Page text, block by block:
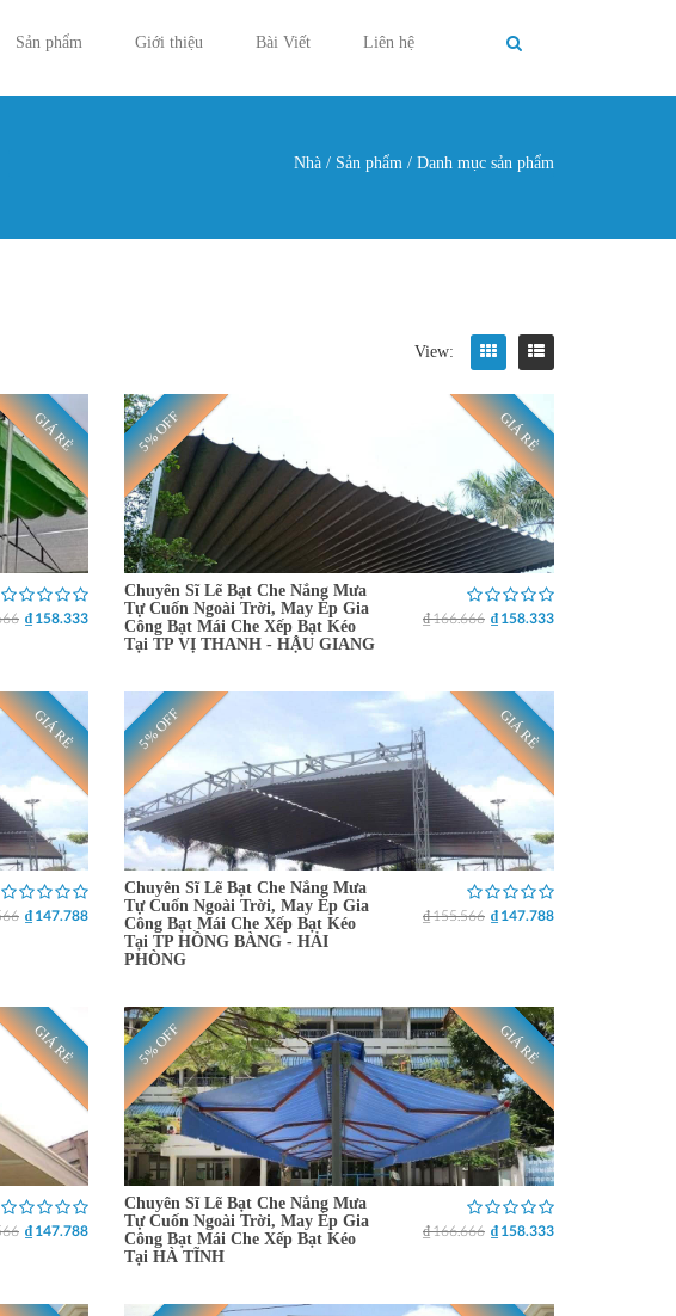
Sản phẩm Giới thiệu Bài Viết Liên hệ
Nhà / Sản phẩm / Danh mục sản phẩm
View:
GIÁ RẺ
₫ 158.333
5% OFF GIÁ RẺ
Chuyên Sĩ Lẽ Bạt Che Nắng Mưa
Tự Cuốn Ngoài Trời, May Ép Gia
Công Bạt Mái Che Xếp Bạt Kéo
Tại TP VỊ THANH - HẬU GIANG
₫ 166.666 ₫ 158.333
GIÁ RẺ
₫ 147.788
5% OFF GIÁ RẺ
Chuyên Sĩ Lẽ Bạt Che Nắng Mưa
Tự Cuốn Ngoài Trời, May Ép Gia
Công Bạt Mái Che Xếp Bạt Kéo
Tại TP HỒNG BÀNG - HẢI
PHÒNG
₫ 155.566 ₫ 147.788
GIÁ RẺ
₫ 147.788
5% OFF GIÁ RẺ
Chuyên Sĩ Lẽ Bạt Che Nắng Mưa
Tự Cuốn Ngoài Trời, May Ép Gia
Công Bạt Mái Che Xếp Bạt Kéo
Tại HÀ TĨNH
₫ 166.666 ₫ 158.333